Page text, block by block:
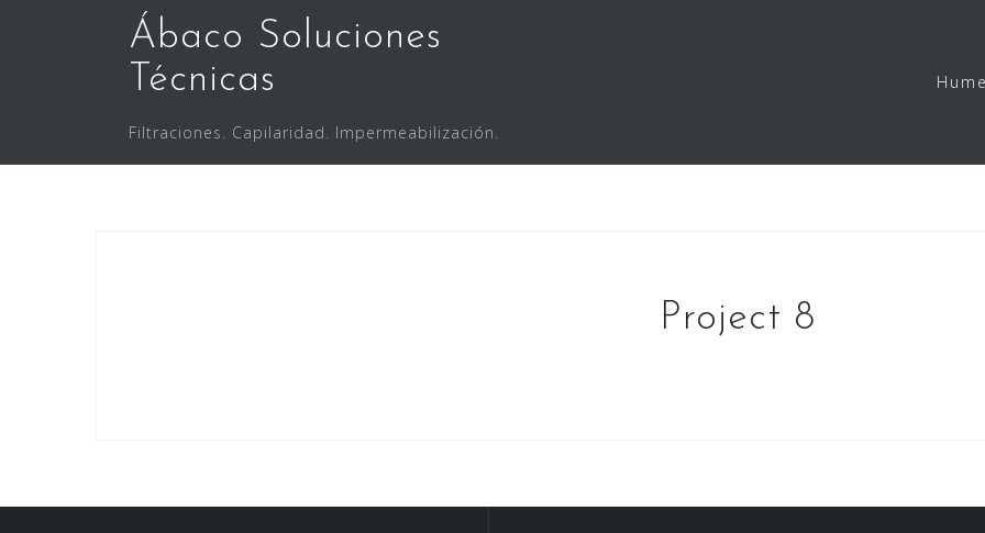
Ábaco Soluciones
Técnicas
Filtraciones. Capilaridad. Impermeabilización.
Project 8